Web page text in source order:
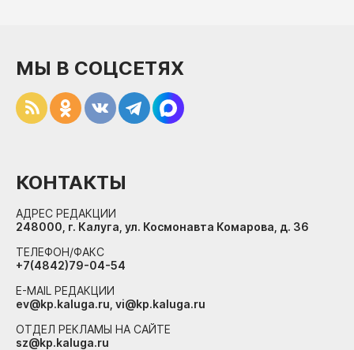
МЫ В СОЦСЕТЯХ
КОНТАКТЫ
АДРЕС РЕДАКЦИИ
248000, г. Калуга, ул. Космонавта Комарова, д. 36
ТЕЛЕФОН/ФАКС
+7(4842)79-04-54
E-MAIL РЕДАКЦИИ
ev@kp.kaluga.ru, vi@kp.kaluga.ru
ОТДЕЛ РЕКЛАМЫ НА САЙТЕ
sz@kp.kaluga.ru